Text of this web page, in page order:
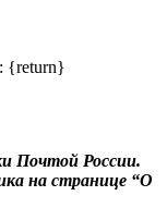
{return}
Почтой России.
на странице “О